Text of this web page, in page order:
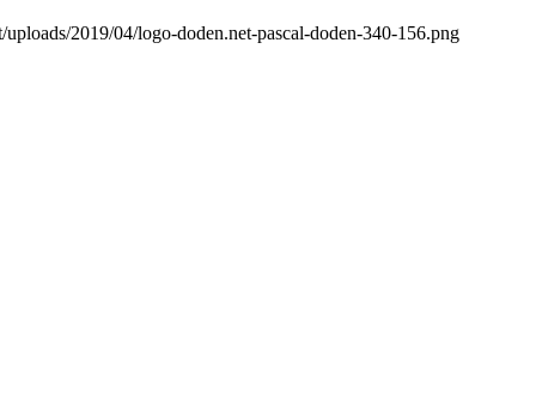
2019/04/logo-doden.net-pascal-doden-340-156.png